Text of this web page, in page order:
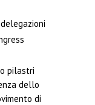
pilastri
dello
di